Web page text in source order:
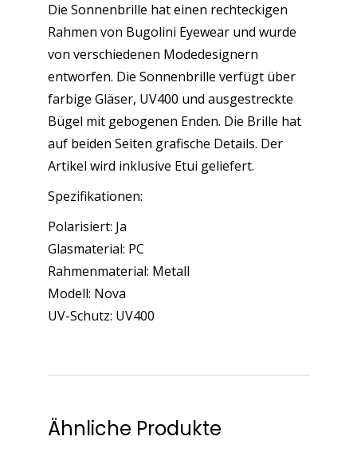
Die Sonnenbrille hat einen rechteckigen
Rahmen von Bugolini Eyewear und wurde
von verschiedenen Modedesignern
entworfen. Die Sonnenbrille verfügt über
farbige Gläser, UV400 und ausgestreckte
Bügel mit gebogenen Enden. Die Brille hat
auf beiden Seiten grafische Details. Der
Artikel wird inklusive Etui geliefert.
Spezifikationen:
Polarisiert: Ja
Glasmaterial: PC
Rahmenmaterial: Metall
Modell: Nova
UV-Schutz: UV400
Ähnliche Produkte